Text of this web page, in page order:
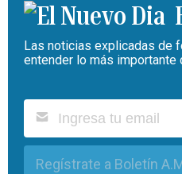
Las noticias explicadas de
entender lo más importante
Regístrate a Boletín